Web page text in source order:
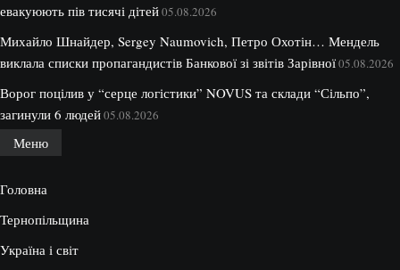
евакуюють пів тисячі дітей05.08.2026
Михайло Шнайдер, Sergey Naumovich, Петро Охотін… Мендель
виклала списки пропагандистів Банкової зі звітів Зарівної05.08.2026
Ворог поцілив у “серце логістики” NOVUS та склади “Сільпо”,
загинули 6 людей05.08.2026
Меню
Головна
Тернопільщина
Україна і світ